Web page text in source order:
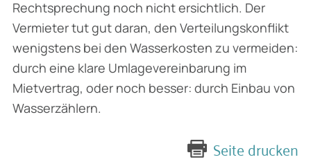
Rechtsprechung noch nicht ersichtlich. Der
Vermieter tut gut daran, den Verteilungskonflikt
wenigstens bei den Wasserkosten zu vermeiden:
durch eine klare Umlagevereinbarung im
Mietvertrag, oder noch besser: durch Einbau von
Wasserzählern.
Seite drucken